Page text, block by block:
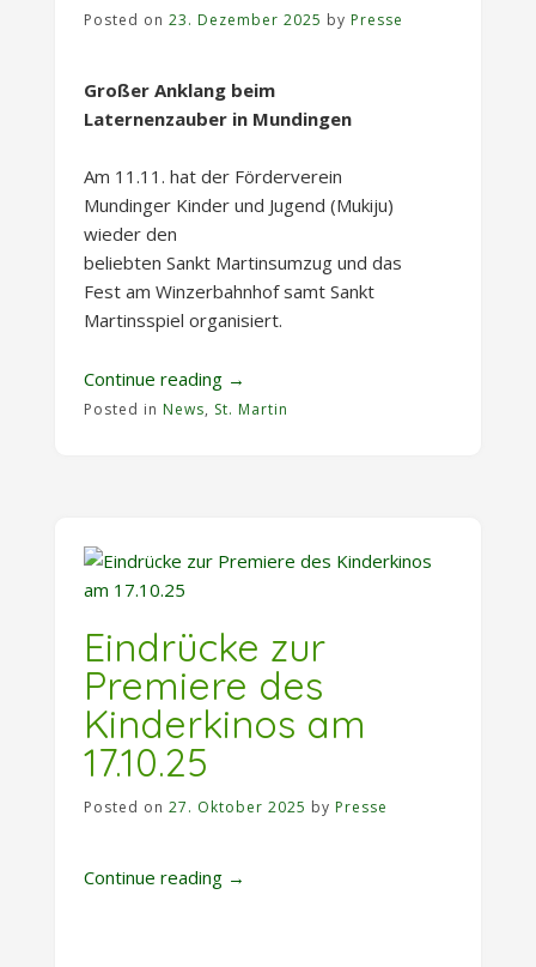
Posted on 23. Dezember 2025 by Presse
Großer Anklang beim
Laternenzauber in Mundingen
Am 11.11. hat der Förderverein
Mundinger Kinder und Jugend (Mukiju)
wieder den
beliebten Sankt Martinsumzug und das
Fest am Winzerbahnhof samt Sankt
Martinsspiel organisiert.
Continue reading „St.
Martin
→
Posted in News, St. Martin
Eindrücke zur
Premiere des
Kinderkinos am
17.10.25
Posted on 27. Oktober 2025 by Presse
Continue reading „Eindrücke
→